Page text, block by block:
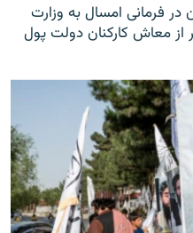
در فرمانی امسال به وزارت
از معاش کارکنان دولت پول